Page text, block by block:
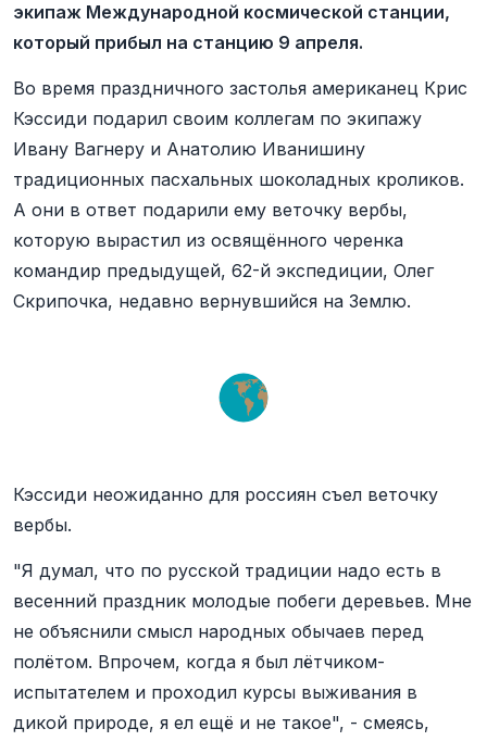
экипаж Международной космической станции,
который прибыл на станцию 9 апреля.
Во время праздничного застолья американец Крис
Кэссиди подарил своим коллегам по экипажу
Ивану Вагнеру и Анатолию Иванишину
традиционных пасхальных шоколадных кроликов.
А они в ответ подарили ему веточку вербы,
которую вырастил из освящённого черенка
командир предыдущей, 62-й экспедиции, Олег
Скрипочка, недавно вернувшийся на Землю.
Кэссиди неожиданно для россиян съел веточку
вербы.
"Я думал, что по русской традиции надо есть в
весенний праздник молодые побеги деревьев. Мне
не объяснили смысл народных обычаев перед
полётом. Впрочем, когда я был лётчиком-
испытателем и проходил курсы выживания в
дикой природе, я ел ещё и не такое", - смеясь,